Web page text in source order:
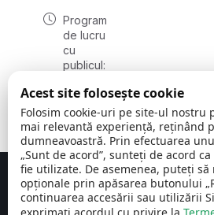
Program
de lucru
cu
publicul:
vineri
08:00 -
16:00
Comuna
Concept realizat deBig Media
Acest site folosește cookie
Folosim cookie-uri pe site-ul nostru
mai relevantă experiență, reținând
dumneavoastră. Prin efectuarea
„Sunt de acord”, sunteți de acord ca
fie utilizate. De asemenea, puteți
opționale prin apăsarea butonului
continuarea accesării sau utilizării